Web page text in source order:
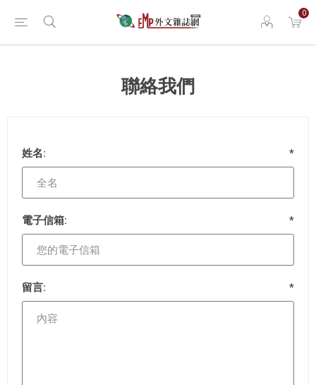
0
聯絡我們
姓名: *
電子信箱: *
留言: *